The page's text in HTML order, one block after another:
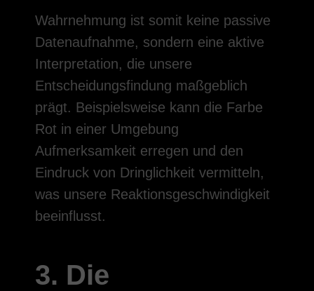
Wahrnehmung ist somit keine passive
Datenaufnahme, sondern eine aktive
Interpretation, die unsere
Entscheidungsfindung maßgeblich
prägt. Beispielsweise kann die Farbe
Rot in einer Umgebung
Aufmerksamkeit erregen und den
Eindruck von Dringlichkeit vermitteln,
was unsere Reaktionsgeschwindigkeit
beeinflusst.
3. Die